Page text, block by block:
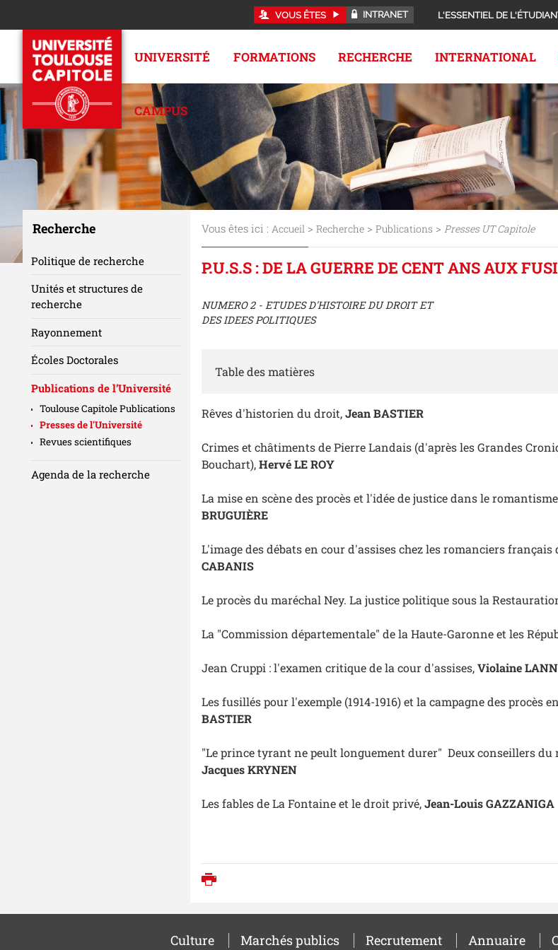
VOUS ÊTES INTRANET L'ESSENTIEL DE
UNIVERSITÉ FORMATIONS RECHERCHE INTERNATIONAL
CAMPUS
Vous êtes ici : Accueil> Recherche> Publications > Presses UT Capitole
P.U.S.S : DE LA GUERRE DE CENT ANS AUX
NUMERO 2 - ETUDES D'HISTOIRE DU DROIT ET
DES IDEES POLITIQUES
Table des matières
Rêves d'historien du droit,Jean BASTIER
Crimes et châtiments de Pierre Landais (d'après lesGrandes
Bouchart),Hervé LE ROY
La mise en scène des procès et l'idée de justice dans le
BRUGUIÈRE
L'image des débats en cour d'assises chez les romanciers français
CABANIS
Le procès du maréchal Ney. La justice politique sous la
La "Commission départementale" de la Haute-Garonne et les
Jean Cruppi : l'examen critique de la cour d'assises,Violaine
Les fusillés pour l'exemple (1914-1916) et la campagne des procès
BASTIER
"Le prince tyrant ne peult longuement durer" Deux conseillers du
Jacques KRYNEN
Les fables de La Fontaine et le droit privé,Jean-Louis GAZZANIGA
Recherche
Politique de recherche
Unités et structures de
recherche
Rayonnement
Écoles Doctorales
Publications de l’Université
Toulouse Capitole Publications
Presses de l'Université
Revues scientifiques
Agenda de la recherche
Culture Marchés publics Recrutement Annuaire